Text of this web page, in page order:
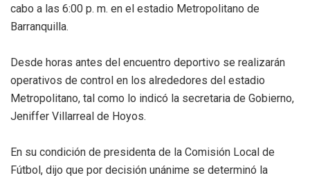
cabo a las 6:00 p. m. en el estadio Metropolitano de
Barranquilla.
Desde horas antes del encuentro deportivo se realizarán
operativos de control en los alrededores del estadio
Metropolitano, tal como lo indicó la secretaria de Gobierno,
Jeniffer Villarreal de Hoyos.
En su condición de presidenta de la Comisión Local de
Fútbol, dijo que por decisión unánime se determinó la